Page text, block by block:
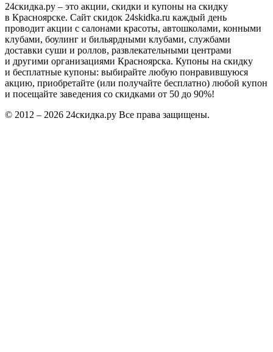
24скидка.ру – это акции, скидки и купоны на скидку
в Красноярске. Сайт скидок 24skidka.ru каждый день
проводит акции с салонами красоты, автошколами, конными
клубами, боулинг и бильярдными клубами, службами
доставки суши и роллов, развлекательными центрами
и другими организациями Красноярска. Купоны на скидку
и бесплатные купоны: выбирайте любую понравившуюся
акцию, приобретайте (или получайте бесплатно) любой купон
и посещайте заведения со скидками от 50 до 90%!
© 2012 – 2026 24скидка.ру Все права защищены.